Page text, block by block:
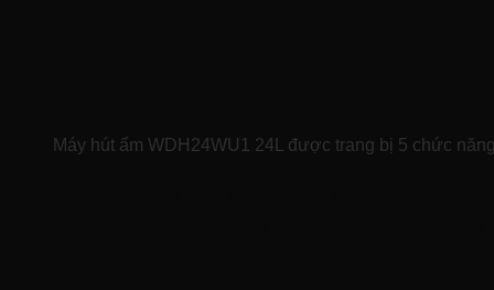
Máy hút ẩm WDH24WU1 24L được trang bị 5 chức